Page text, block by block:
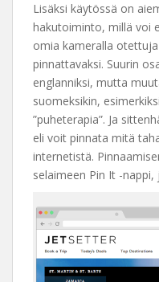
Lisäksi käytössä on
hakutoiminto, millä voi
omia kameralla
pinnattavaksi. Suurin
englanniksi, mutta
suomeksikin,
”puheterapia”. Ja
eli voit pinnata mitä
internetistä.
selaimeen Pin It -